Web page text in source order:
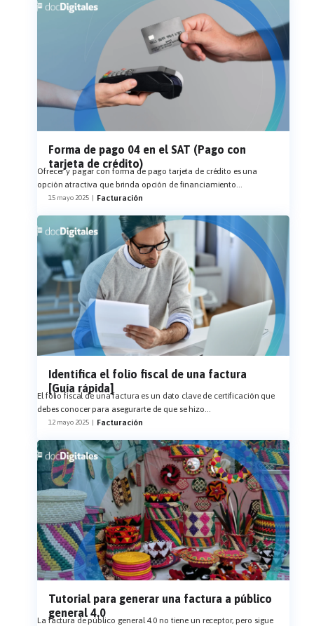
Forma de pago 04 en el SAT (Pago con
tarjeta de crédito)
Ofrecer y pagar con forma de pago tarjeta de crédito es una
opción atractiva que brinda opción de financiamiento
15 mayo 2025 | Facturación
Identifica el folio fiscal de una factura
[Guía rápida]
El folio fiscal de una factura es un dato clave de certificación que
debes conocer para asegurarte de que se hizo
12 mayo 2025 | Facturación
Tutorial para generar una factura a público
general 4.0
La factura de público general 4.0 no tiene un receptor, pero sigue